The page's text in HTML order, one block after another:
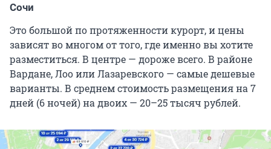
Сочи
Это большой по протяженности курорт, и цены
зависят во многом от того, где именно вы хотите
разместиться. В центре — дороже всего. В районе
Вардане, Лоо или Лазаревского — самые дешевые
варианты. В среднем стоимость размещения на 7
дней (6 ночей) на двоих — 20–25 тысяч рублей.